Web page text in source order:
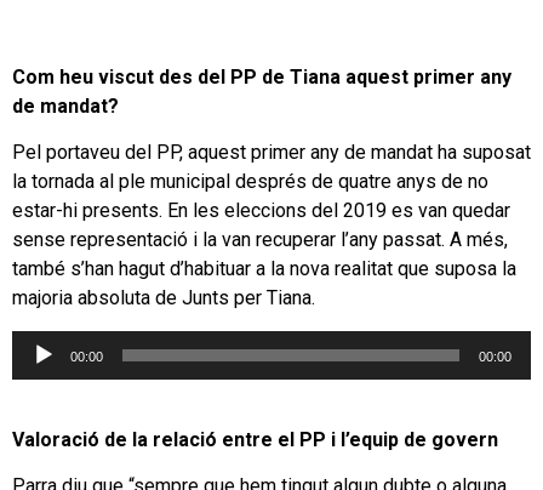
Com heu viscut des del PP de Tiana aquest primer any
de mandat?
Pel portaveu del PP, aquest primer any de mandat ha suposat
la tornada al ple municipal després de quatre anys de no
estar-hi presents. En les eleccions del 2019 es van quedar
sense representació i la van recuperar l’any passat. A més,
també s’han hagut d’habituar a la nova realitat que suposa la
majoria absoluta de Junts per Tiana.
Reproductor
00:00 00:00
Valoració de la relació entre el PP i l’equip de govern